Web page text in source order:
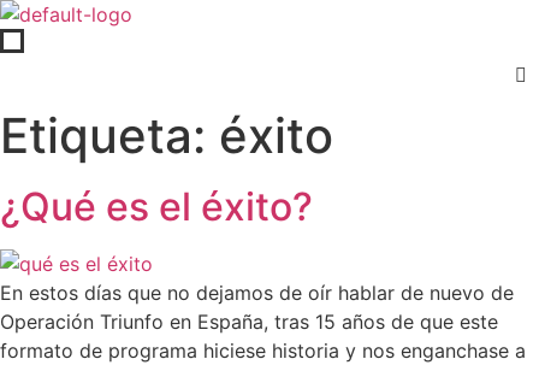
Etiqueta: éxito
¿Qué es el éxito?
En estos días que no dejamos de oír hablar de nuevo de
Operación Triunfo en España, tras 15 años de que este
formato de programa hiciese historia y nos enganchase a